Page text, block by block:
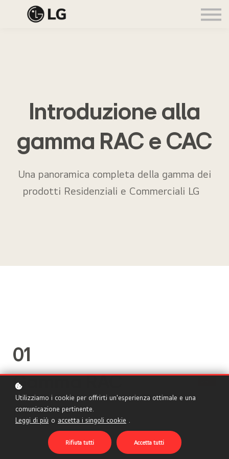
Introduzione alla
gamma RAC e CAC
Una panoramica completa della gamma dei
prodotti Residenziali e Commerciali LG
01
Gamma RAC
Gamma RAC
Utilizziamo i cookie per offrirti un'esperienza ottimale e una
comunicazione pertinente.
Leggi di più o accetta i singoli cookie
Rifiuta tutti Accetta tutti